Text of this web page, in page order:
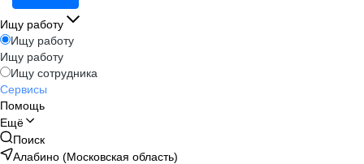
Ищу работу
Ищу работу
Ищу работу
Ищу сотрудника
Сервисы
Помощь
Ещё
Поиск
Алабино (Московская область)